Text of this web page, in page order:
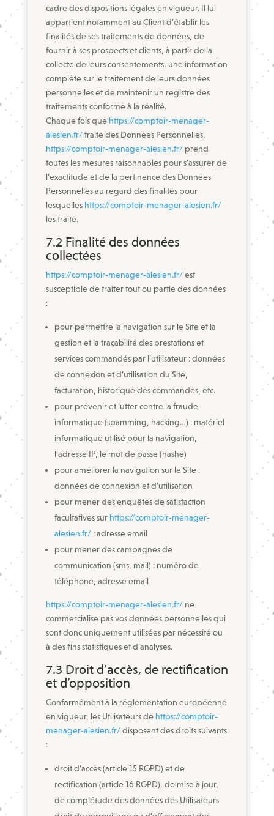
cadre des dispositions légales en vigueur. Il lui
appartient notamment au Client d’établir les
finalités de ses traitements de données, de
fournir à ses prospects et clients, à partir de la
collecte de leurs consentements, une information
complète sur le traitement de leurs données
personnelles et de maintenir un registre des
traitements conforme à la réalité.
Chaque fois que https://comptoir-menager-
alesien.fr/traite des Données Personnelles,
https://comptoir-menager-alesien.fr/prend
toutes les mesures raisonnables pour s’assurer de
l’exactitude et de la pertinence des Données
Personnelles au regard des finalités pour
lesquelles https://comptoir-menager-alesien.fr/
les traite.
7.2 Finalité des données
collectées
https://comptoir-menager-alesien.fr/est
susceptible de traiter tout ou partie des données
:
pour permettre la navigation sur le Site et la
gestion et la traçabilité des prestations et
services commandés par l’utilisateur : données
de connexion et d’utilisation du Site,
facturation, historique des commandes, etc.
pour prévenir et lutter contre la fraude
informatique (spamming, hacking…) : matériel
informatique utilisé pour la navigation,
l’adresse IP, le mot de passe (hashé)
pour améliorer la navigation sur le Site :
données de connexion et d’utilisation
pour mener des enquêtes de satisfaction
facultatives sur https://comptoir-menager-
alesien.fr/: adresse email
pour mener des campagnes de
communication (sms, mail) : numéro de
téléphone, adresse email
https://comptoir-menager-alesien.fr/ne
commercialise pas vos données personnelles qui
sont donc uniquement utilisées par nécessité ou
à des fins statistiques et d’analyses.
7.3 Droit d’accès, de rectification
et d’opposition
Conformément à la réglementation européenne
en vigueur, les Utilisateurs de https://comptoir-
menager-alesien.fr/disposent des droits suivants
:
droit d’accès (article 15 RGPD) et de
rectification (article 16 RGPD), de mise à jour,
de complétude des données des Utilisateurs